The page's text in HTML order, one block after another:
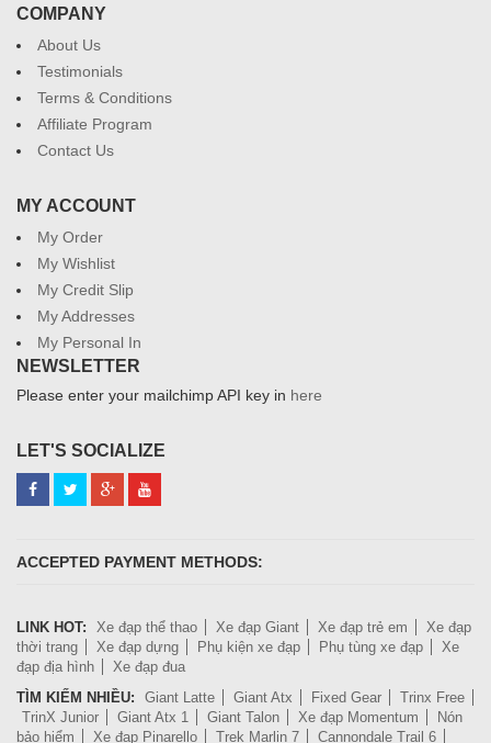
COMPANY
About Us
Testimonials
Terms & Conditions
Affiliate Program
Contact Us
MY ACCOUNT
My Order
My Wishlist
My Credit Slip
My Addresses
My Personal In
NEWSLETTER
Please enter your mailchimp API key in here
LET'S SOCIALIZE
ACCEPTED PAYMENT METHODS:
LINK HOT: Xe đạp thể thao Xe đạp Giant Xe đạp trẻ em
Xe đạp
thời trang
Xe đạp dựng Phụ kiện xe đạp Phụ tùng xe đạp
Xe
đạp địa hình
Xe đạp đua
TÌM KIẾM NHIỀU:
Giant Latte Giant Atx Fixed Gear
Trinx Free
TrinX Junior
Giant Atx 1 Giant Talon Xe đạp Momentum
Nón
bảo hiểm
Xe đạp Pinarello Trek Marlin 7 Cannondale Trail 6